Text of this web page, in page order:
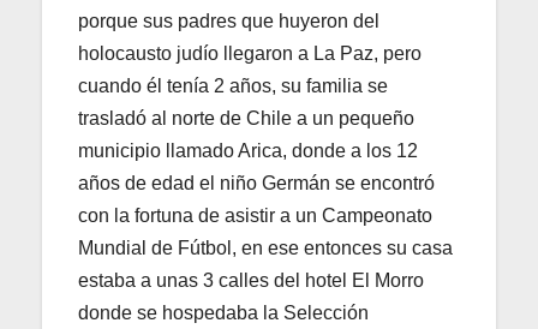
porque sus padres que huyeron del
holocausto judío llegaron a La Paz, pero
cuando él tenía 2 años, su familia se
trasladó al norte de Chile a un pequeño
municipio llamado Arica, donde a los 12
años de edad el niño Germán se encontró
con la fortuna de asistir a un Campeonato
Mundial de Fútbol, en ese entonces su casa
estaba a unas 3 calles del hotel El Morro
donde se hospedaba la Selección